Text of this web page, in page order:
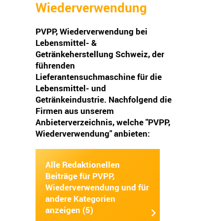
Wiederverwendung
PVPP, Wiederverwendung bei
Lebensmittel- &
Getränkeherstellung Schweiz, der
führenden
Lieferantensuchmaschine für die
Lebensmittel- und
Getränkeindustrie. Nachfolgend die
Firmen aus unserem
Anbieterverzeichnis, welche "PVPP,
Wiederverwendung" anbieten:
Alle Redaktionellen
Beiträge für PVPP,
Wiederverwendung und für
andere Kategorien
anzeigen (5)